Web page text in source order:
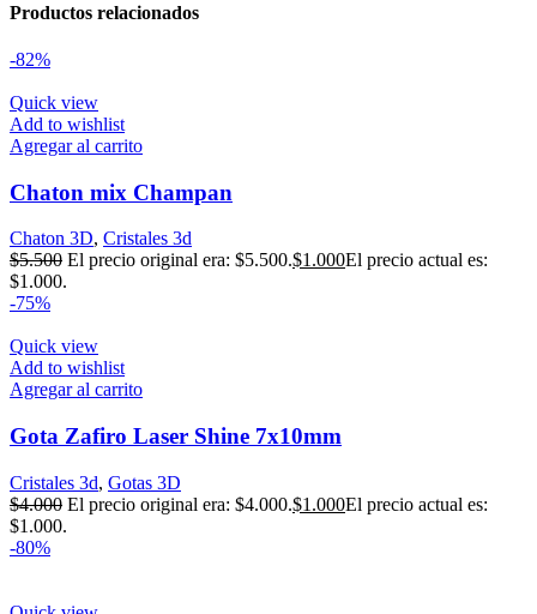
Productos relacionados
-82%
Quick view
Add to wishlist
Agregar al carrito
Chaton mix Champan
Chaton 3D, Cristales 3d
$5.500 El precio original era: $5.500.$1.000El precio actual es:
$1.000.
-75%
Quick view
Add to wishlist
Agregar al carrito
Gota Zafiro Laser Shine 7x10mm
Cristales 3d, Gotas 3D
$4.000 El precio original era: $4.000.$1.000El precio actual es:
$1.000.
-80%